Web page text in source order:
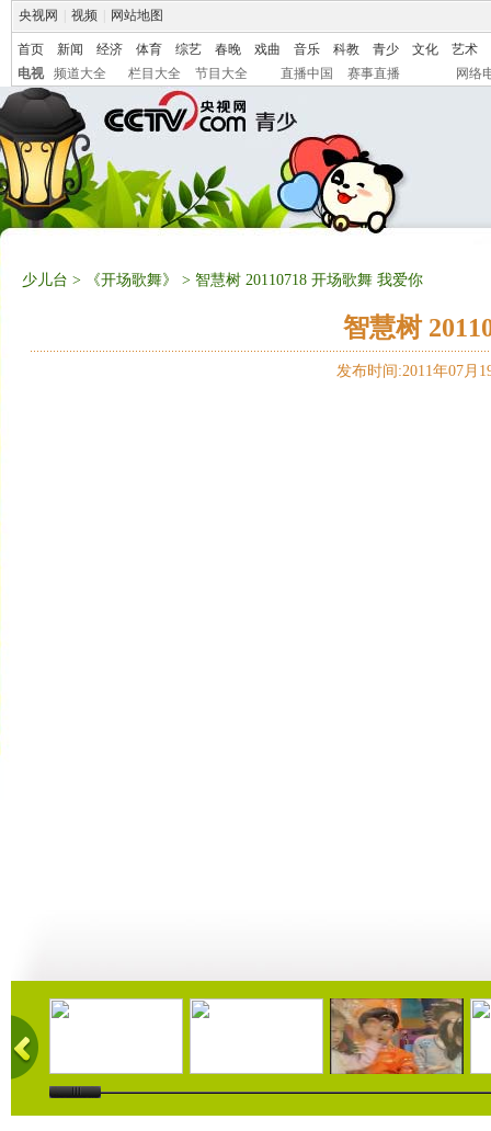
央视网 视频 网站地图
首页 新闻 经济 体育 综艺 春晚 戏曲 音乐 科教 青少 文化
艺术
电视
频道大全 栏目大全 节目大全 直播中国 赛事直播 网络
少儿台 > 《开场歌舞》 > 智慧树 20110718 开场歌舞 我爱你
智慧树
发布时间:2011年07月
02:40 03:22 00:00